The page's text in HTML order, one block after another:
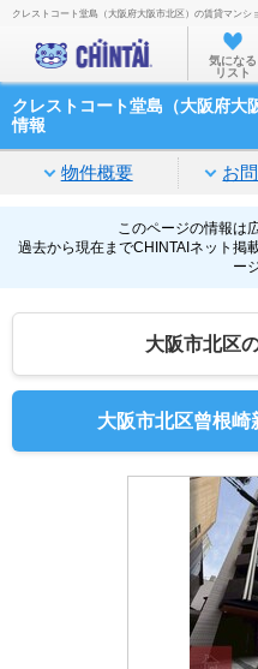
お部
クレストコート堂島（大阪府大阪市北区）の賃貸マンシ
気になる
リスト
クレストコート堂島（大阪府大
情報
物件概要 お
このページの情報は
過去から現在までCHINTAIネット掲
ー
大阪市北区
大阪市北区曾根崎